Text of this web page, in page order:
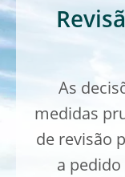
As
medidas
de revisão
a